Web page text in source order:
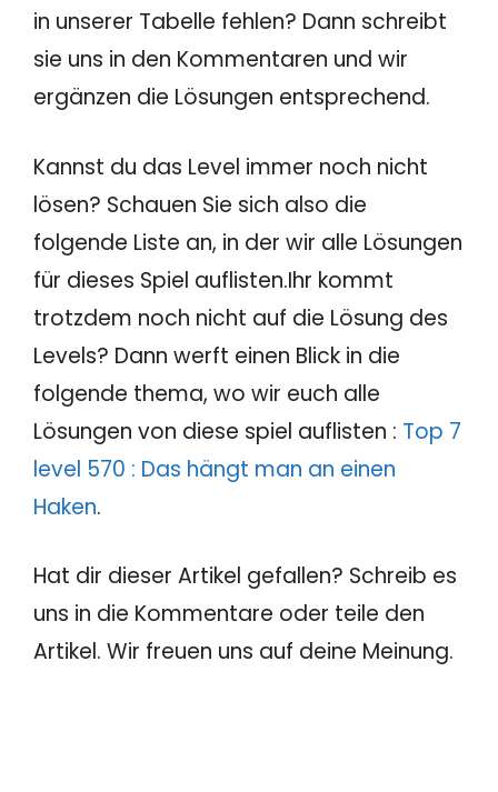
in unserer Tabelle fehlen? Dann schreibt
sie uns in den Kommentaren und wir
ergänzen die Lösungen entsprechend.
Kannst du das Level immer noch nicht
lösen? Schauen Sie sich also die
folgende Liste an, in der wir alle Lösungen
für dieses Spiel auflisten.Ihr kommt
trotzdem noch nicht auf die Lösung des
Levels? Dann werft einen Blick in die
folgende thema, wo wir euch alle
Lösungen von diese spiel auflisten : Top 7
level 570 : Das hängt man an einen
Haken.
Hat dir dieser Artikel gefallen? Schreib es
uns in die Kommentare oder teile den
Artikel. Wir freuen uns auf deine Meinung.